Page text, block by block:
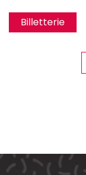
Billetterie